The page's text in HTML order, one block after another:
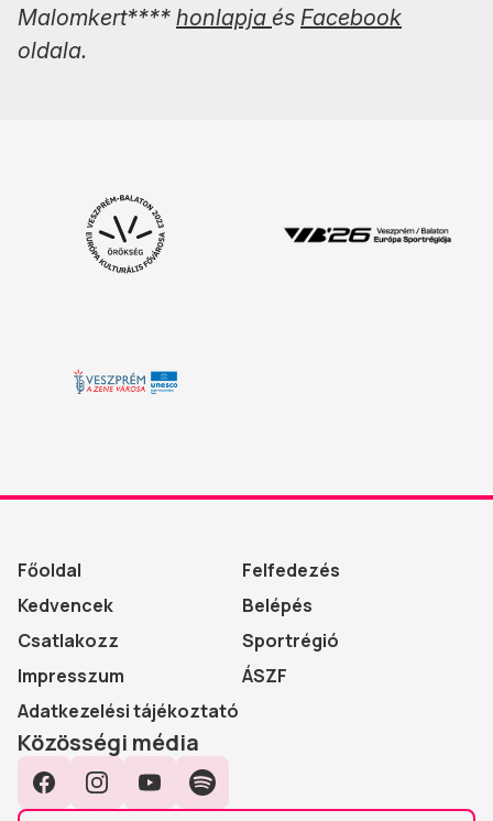
Malomkert**** honlapja és Facebook
oldala.
Főoldal
Felfedezés
Kedvencek
Belépés
Csatlakozz
Sportrégió
Impresszum
ÁSZF
Adatkezelési tájékoztató
Közösségi média